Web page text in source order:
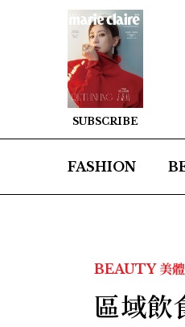
SUBSCRIBE
FASHION
BEAUTY 美
區域飲